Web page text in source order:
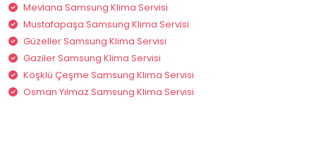
Mevlana Samsung Klima Servisi
Mustafapaşa Samsung Klima Servisi
Güzeller Samsung Klima Servisi
Gaziler Samsung Klima Servisi
Köşklü Çeşme Samsung Klima Servisi
Osman Yılmaz Samsung Klima Servisi